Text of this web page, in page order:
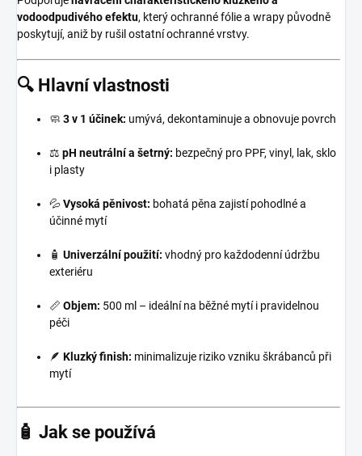
vodoodpudivého efektu, který ochranné fólie a wrapy původně
poskytují, aniž by rušil ostatní ochranné vrstvy.
🔍 Hlavní vlastnosti
🧼 3 v 1 účinek: umývá, dekontaminuje a obnovuje povrch
⚖️ pH neutrální a šetrný: bezpečný pro PPF, vinyl, lak, sklo
i plasty
💦Vysoká pěnivost: bohatá pěna zajistí pohodlné a
účinné mytí
🧴 Univerzální použití: vhodný pro každodenní údržbu
exteriéru
📏 Objem: 500 ml – ideální na běžné mytí i pravidelnou
péči
🪶 Kluzký finish: minimalizuje riziko vzniku škrábanců při
mytí
🧴 Jak se používá